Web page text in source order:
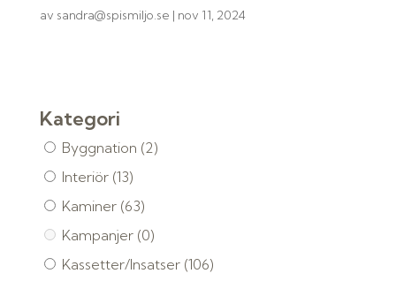
av sandra@spismiljo.se | nov 11, 2024
Kategori
Byggnation (2)
Interiör (13)
Kaminer (63)
Kampanjer (0)
Kassetter/Insatser (106)